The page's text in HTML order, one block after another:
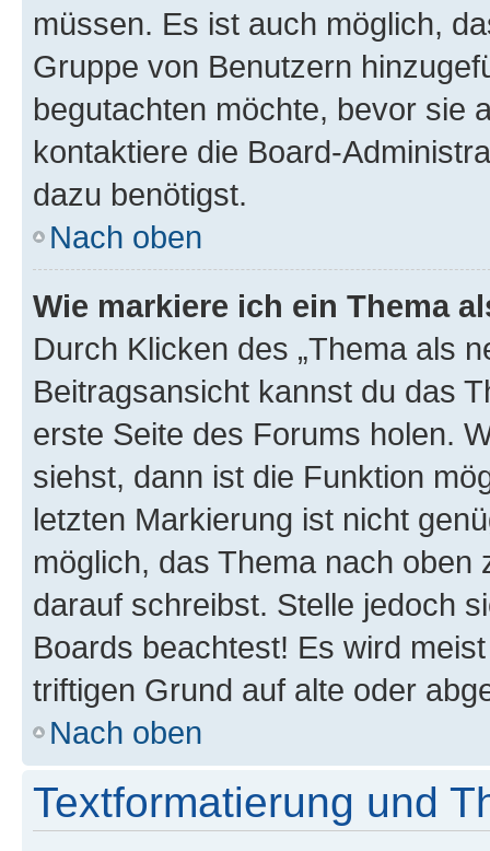
müssen. Es ist auch möglich,
Gruppe von Benutzern
begutachten möchte, bevor sie
kontaktiere die Board-
dazu benötigst.
Nach oben
Wie markiere ich ein Thema
Durch Klicken des „Thema als
Beitragsansicht kannst du das
erste Seite des Forums holen.
siehst, dann ist die Funktion
letzten Markierung ist nicht
möglich, das Thema nach oben
darauf schreibst. Stelle jedoch
Boards beachtest! Es wird
triftigen Grund auf alte oder
Nach oben
Textformatierung und